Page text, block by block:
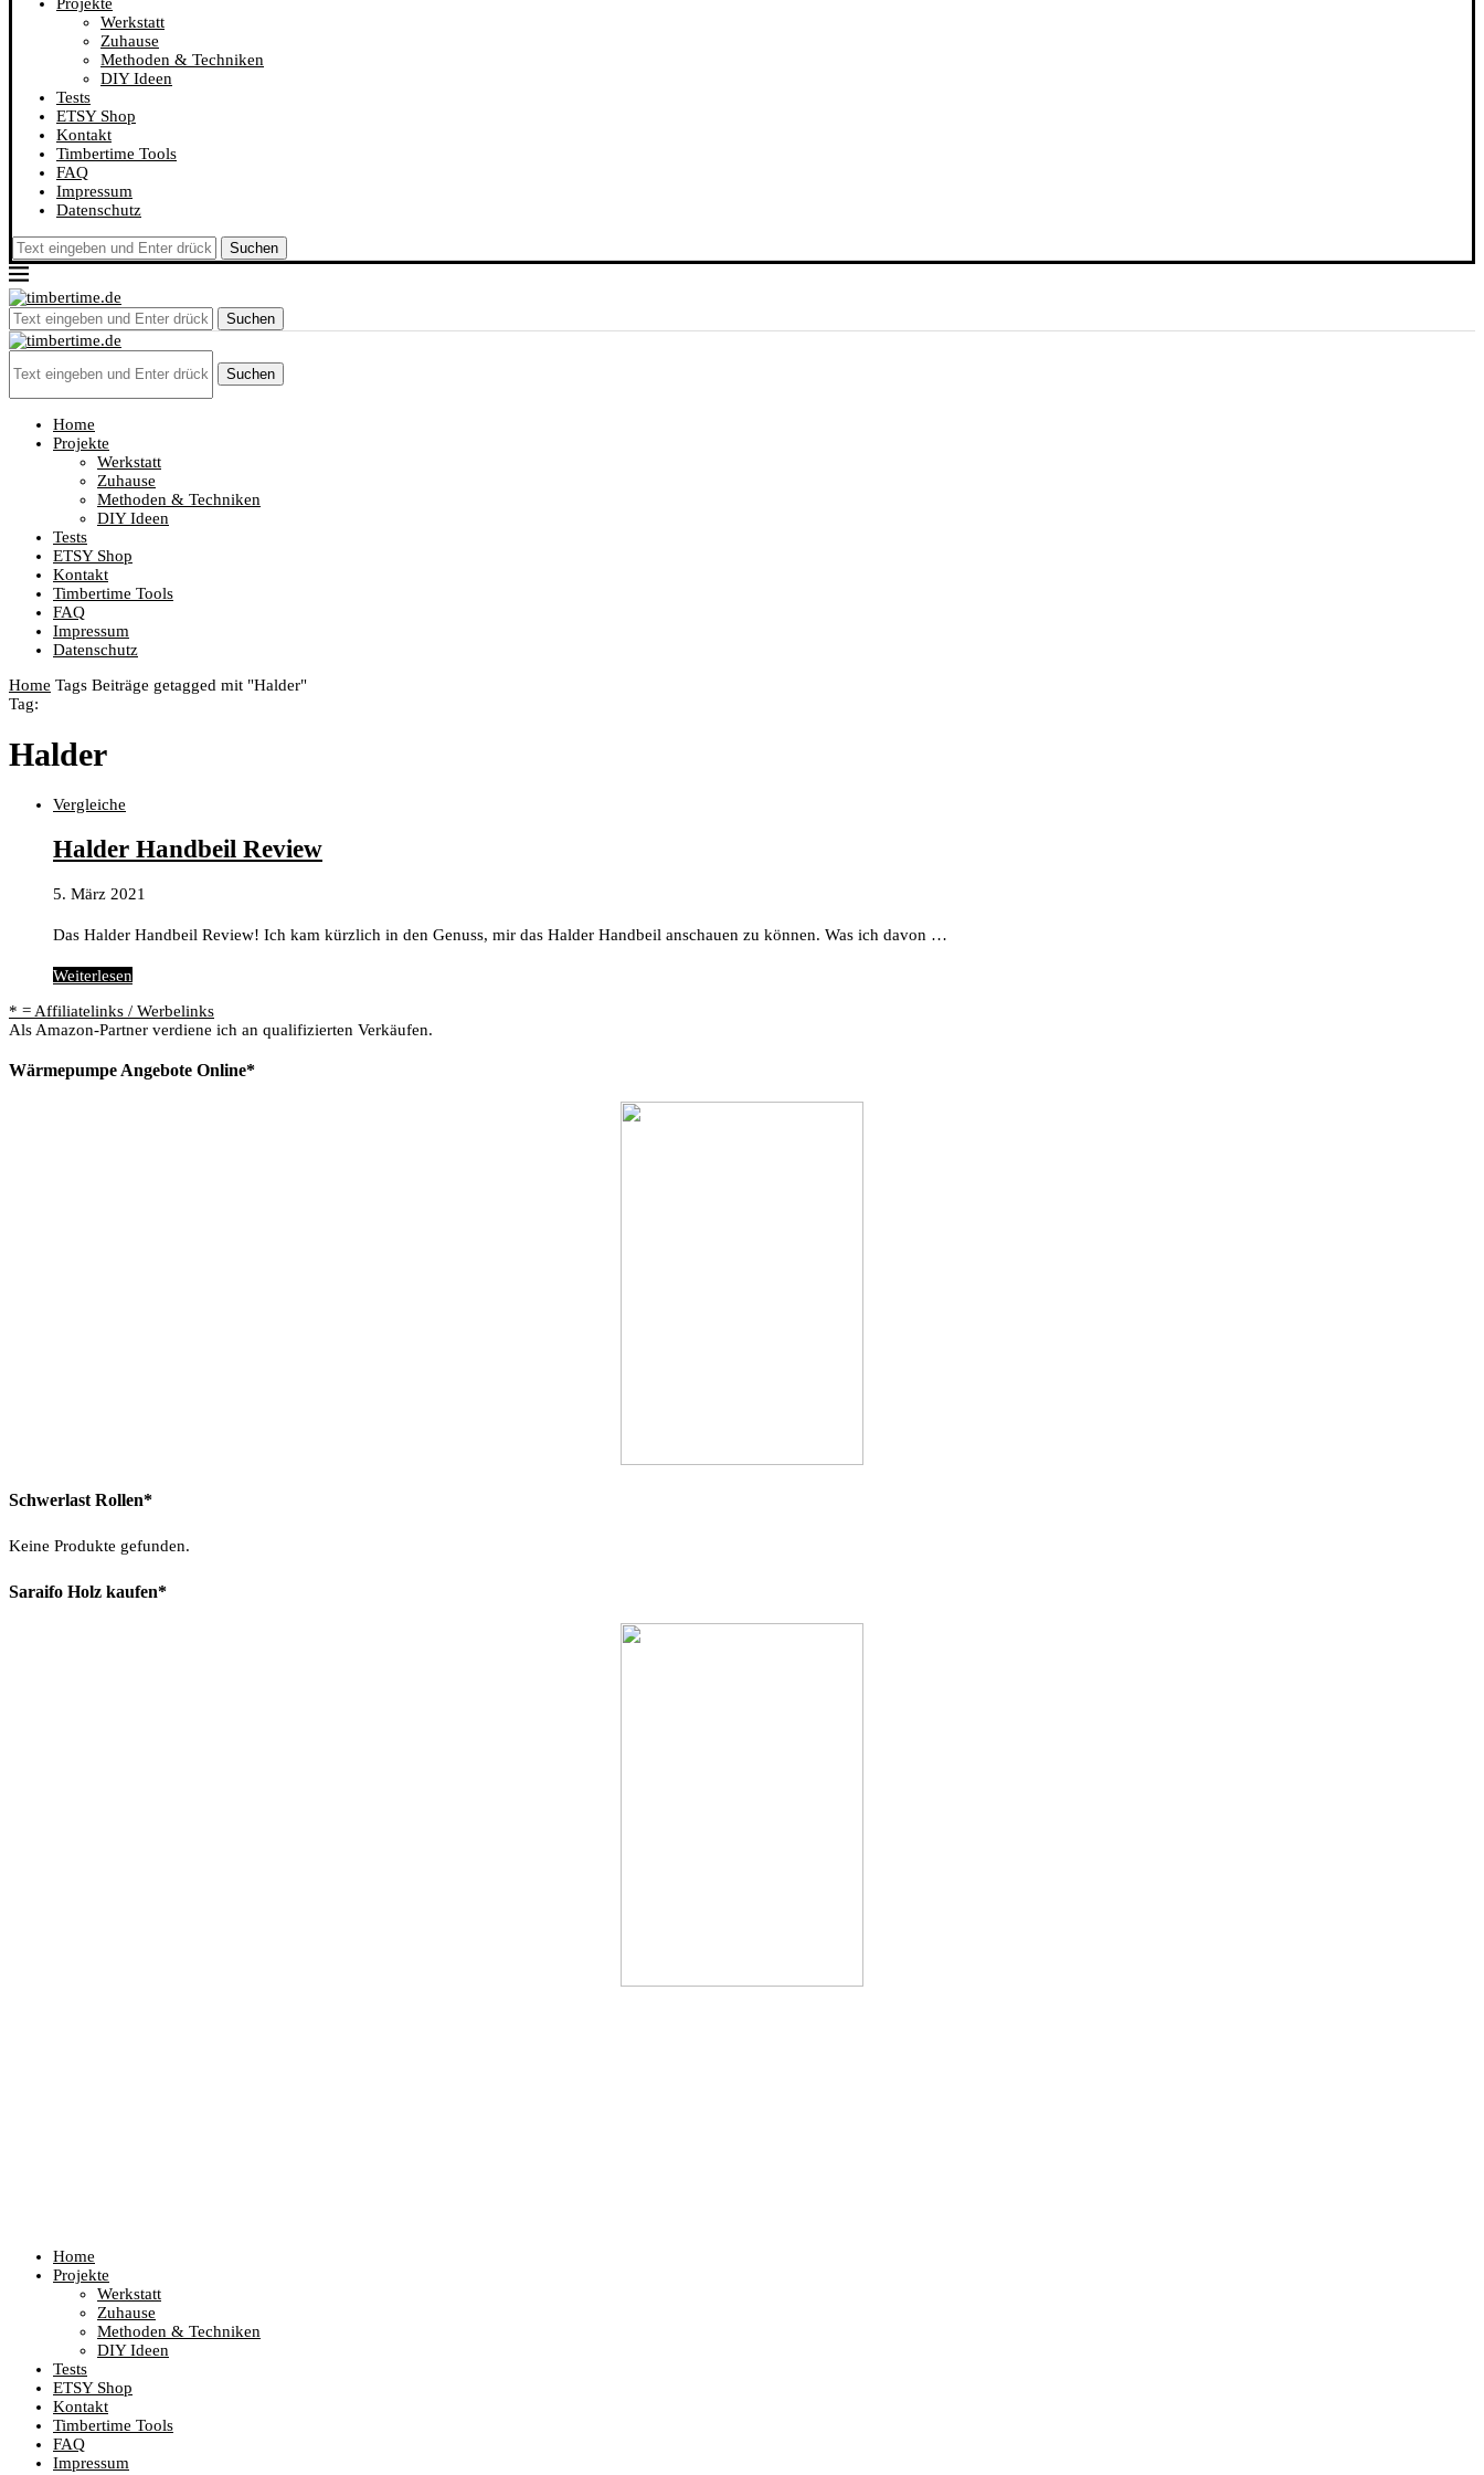
Werkstatt
Zuhause
Methoden & Techniken
DIY Ideen
Tests
ETSY Shop
Kontakt
Timbertime Tools
FAQ
Impressum
Datenschutz
Suchen
Suchen
Suchen
Home
Projekte
Werkstatt
Zuhause
Methoden & Techniken
DIY Ideen
Tests
ETSY Shop
Kontakt
Timbertime Tools
FAQ
Impressum
Datenschutz
Home Tags Beiträge getagged mit "Halder"
Tag:
Halder
Vergleiche
Halder Handbeil Review
5. März 2021
Das Halder Handbeil Review! Ich kam kürzlich in den Genuss, mir das Halder Handbeil anschauen zu können. Was ich davon …
Weiterlesen
* = Affiliatelinks / Werbelinks
Als Amazon-Partner verdiene ich an qualifizierten Verkäufen.
Wärmepumpe Angebote Online*
Schwerlast Rollen*
Keine Produkte gefunden.
Saraifo Holz kaufen*
Home
Projekte
Werkstatt
Zuhause
Methoden & Techniken
DIY Ideen
Tests
ETSY Shop
Kontakt
Timbertime Tools
FAQ
Impressum